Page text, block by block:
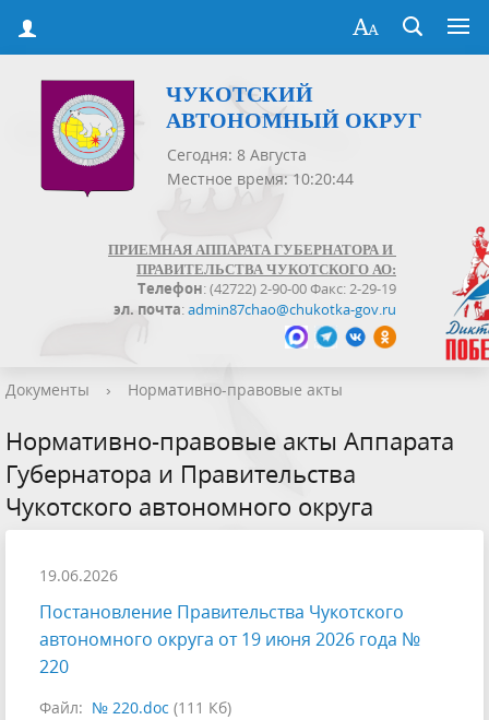
ЧУКОТСКИЙ
АВТОНОМНЫЙ ОКРУГ
Сегодня: 8 Августа
Местное время: 10:20:44
ПРИЕМНАЯ АППАРАТА ГУБЕРНАТОРА И
ПРАВИТЕЛЬСТВА ЧУКОТСКОГО АО:
Телефон: (42722) 2-90-00 Факс: 2-29-19
эл. почта:admin87chao@chukotka-gov.ru
Документы › Нормативно-правовые акты
Нормативно-правовые акты Аппарата
Губернатора и Правительства
Чукотского автономного округа
19.06.2026
Постановление Правительства Чукотского
автономного округа от 19 июня 2026 года №
220
Файл: № 220.doc (111 Кб)